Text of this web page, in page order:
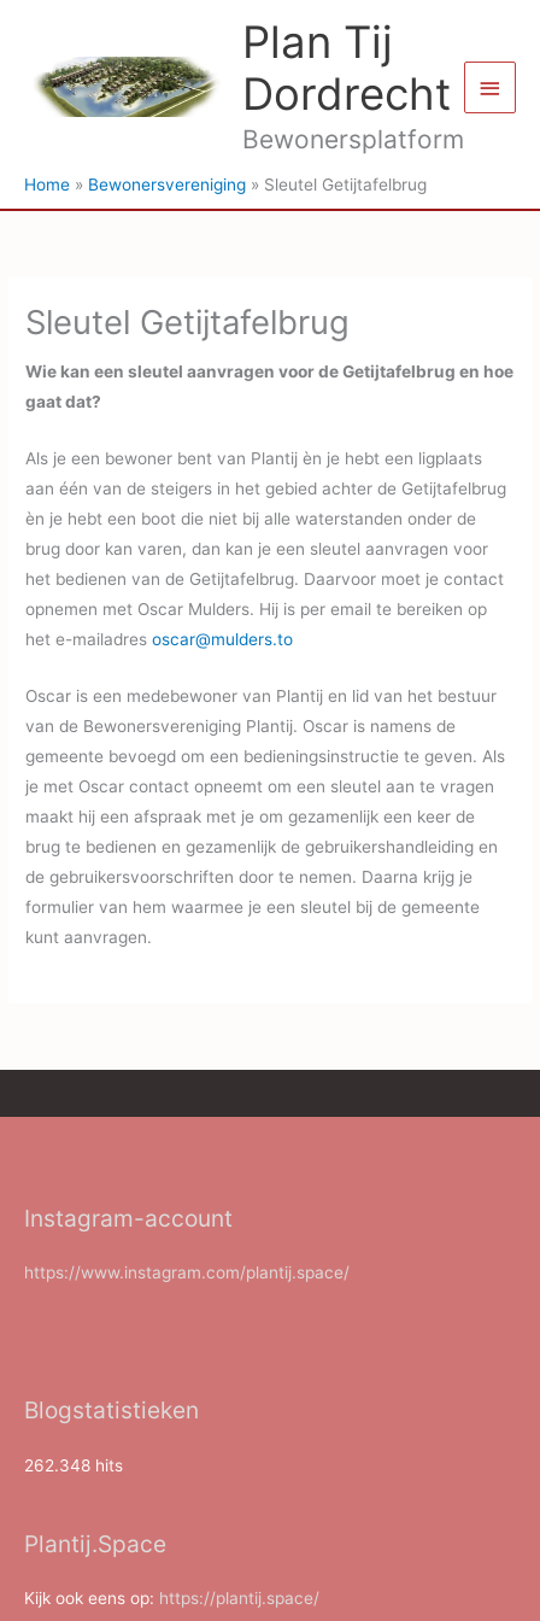
inhoud
Plan Tij
Dordrecht
Bewonersplatform
Home Bewonersvereniging Sleutel Getijtafelbrug
Sleutel Getijtafelbrug
Wie kan een sleutel aanvragen voor de Getijtafelbrug en hoe
gaat dat?
Als je een bewoner bent van Plantij èn je hebt een ligplaats
aan één van de steigers in het gebied achter de Getijtafelbrug
èn je hebt een boot die niet bij alle waterstanden onder de
brug door kan varen, dan kan je een sleutel aanvragen voor
het bedienen van de Getijtafelbrug. Daarvoor moet je contact
opnemen met Oscar Mulders. Hij is per email te bereiken op
het e-mailadresoscar@mulders.to
Oscar is een medebewoner van Plantij en lid van het bestuur
van de Bewonersvereniging Plantij. Oscar is namens de
gemeente bevoegd om een bedieningsinstructie te geven. Als
je met Oscar contact opneemt om een sleutel aan te vragen
maakt hij een afspraak met je om gezamenlijk een keer de
brug te bedienen en gezamenlijk de gebruikershandleiding en
de gebruikersvoorschriften door te nemen. Daarna krijg je
formulier van hem waarmee je een sleutel bij de gemeente
kunt aanvragen.
Instagram-account
https://www.instagram.com/plantij.space/
Blogstatistieken
262.348 hits
Plantij.Space
Kijk ook eens op: https://plantij.space/